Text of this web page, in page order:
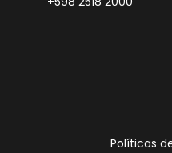
Políticas